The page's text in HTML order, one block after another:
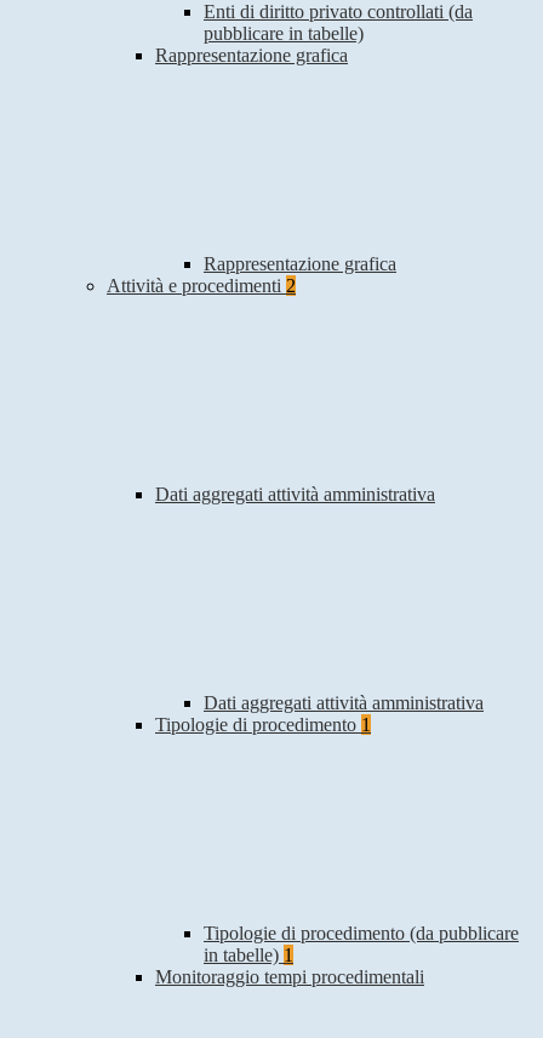
Enti di diritto privato controllati (da
pubblicare in tabelle)
Rappresentazione grafica
Rappresentazione grafica
Attività e procedimenti 2
Dati aggregati attività amministrativa
Dati aggregati attività amministrativa
Tipologie di procedimento 1
Tipologie di procedimento (da pubblicare
in tabelle) 1
Monitoraggio tempi procedimentali